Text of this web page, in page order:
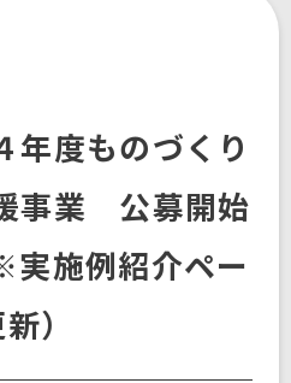
年度ものづくり
事業 公募開始
施例紹介ペー
）